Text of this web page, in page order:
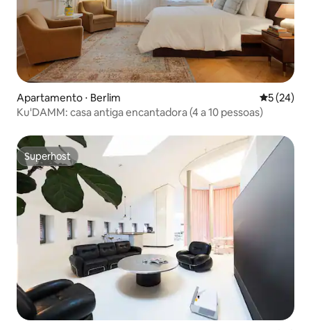
Apartamento ⋅ Berlim 5 de uma
5 (24)
Ku'DAMM: casa antiga encantadora (4 a 10 pessoas)
Superhost
Superhost